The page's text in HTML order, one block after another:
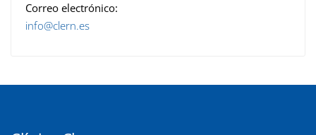
Correo electrónico:
info@clern.es